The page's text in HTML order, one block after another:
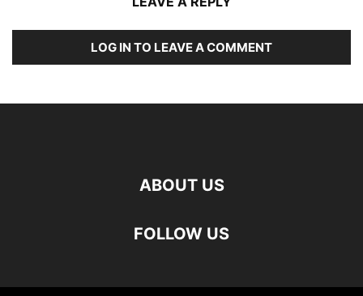
LOG IN TO LEAVE A COMMENT
ABOUT US
FOLLOW US